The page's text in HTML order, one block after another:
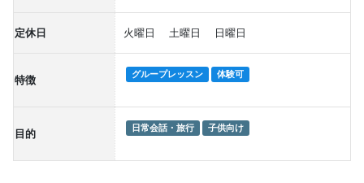
定休日 火曜日 土曜日 日曜日
特徴 グループレッスン 体験可
目的 日常会話・旅行 子供向け